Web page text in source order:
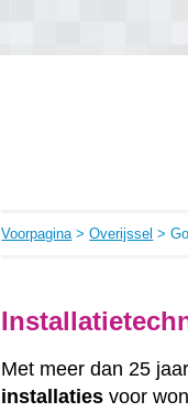
Voorpagina>Overijssel >
Met meer dan 25
installaties voor